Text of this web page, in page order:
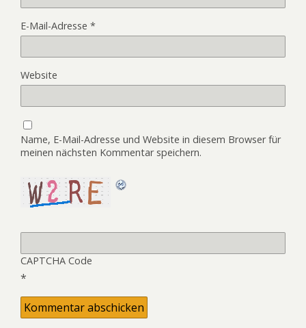
E-Mail-Adresse *
Website
Name, E-Mail-Adresse und Website in diesem Browser für
meinen nächsten Kommentar speichern.
CAPTCHA Code
*